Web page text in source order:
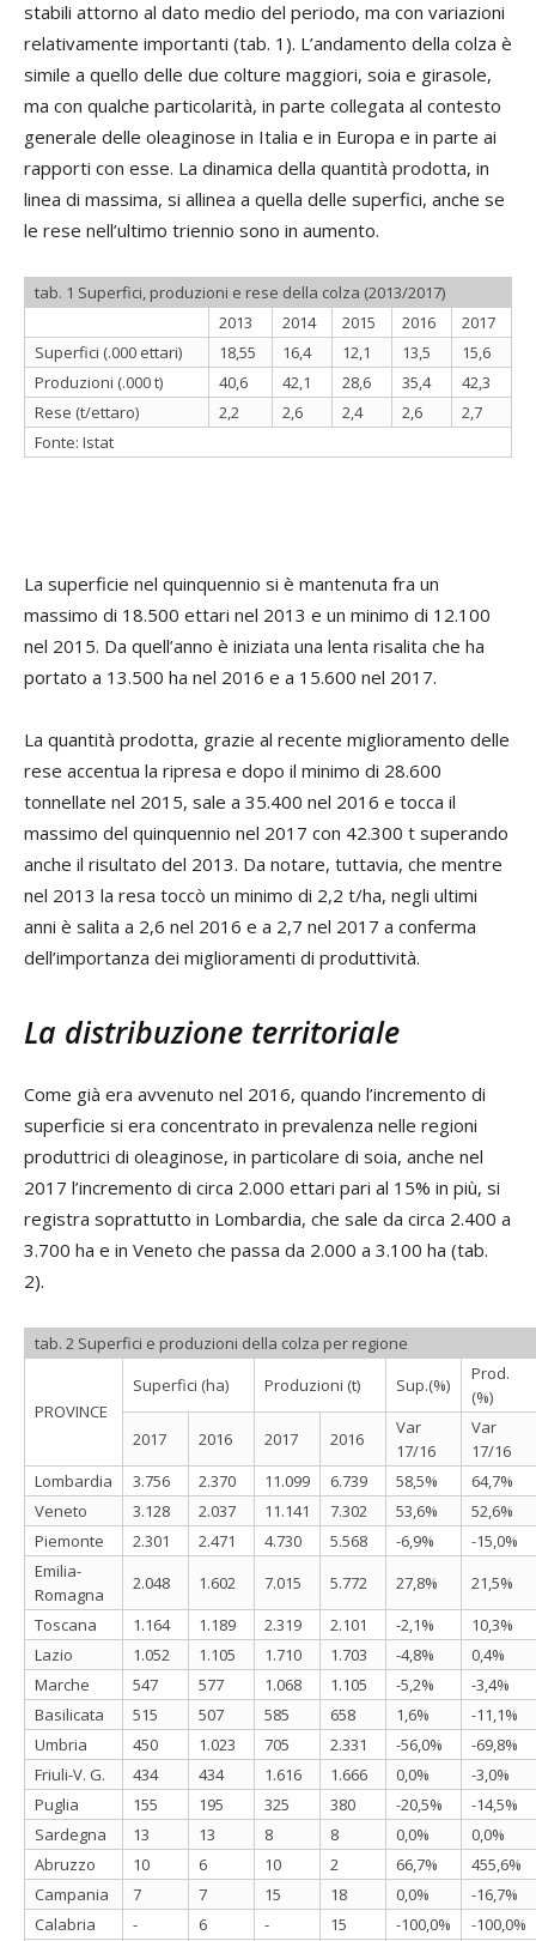
stabili attorno al dato medio del periodo, ma con variazioni
relativamente importanti (tab. 1). L’andamento della colza è
simile a quello delle due colture maggiori, soia e girasole,
ma con qualche particolarità, in parte collegata al contesto
generale delle oleaginose in Italia e in Europa e in parte ai
rapporti con esse. La dinamica della quantità prodotta, in
linea di massima, si allinea a quella delle superfici, anche se
le rese nell’ultimo triennio sono in aumento.
tab. 1 Superfici, produzioni e rese della colza (2013/2017)
2013
2014 2015 2016
2017
Superfici (.000 ettari)
18,55 16,4 12,1 13,5
15,6
Produzioni (.000 t)
40,6 42,1 28,6 35,4
42,3
Rese (t/ettaro)
2,2 2,6 2,4 2,6
2,7
Fonte: Istat
La superficie nel quinquennio si è mantenuta fra un
massimo di 18.500 ettari nel 2013 e un minimo di 12.100
nel 2015. Da quell’anno è iniziata una lenta risalita che ha
portato a 13.500 ha nel 2016 e a 15.600 nel 2017.
La quantità prodotta, grazie al recente miglioramento delle
rese accentua la ripresa e dopo il minimo di 28.600
tonnellate nel 2015, sale a 35.400 nel 2016 e tocca il
massimo del quinquennio nel 2017 con 42.300 t superando
anche il risultato del 2013. Da notare, tuttavia, che mentre
nel 2013 la resa toccò un minimo di 2,2 t/ha, negli ultimi
anni è salita a 2,6 nel 2016 e a 2,7 nel 2017 a conferma
dell’importanza dei miglioramenti di produttività.
La distribuzione territoriale
Come già era avvenuto nel 2016, quando l’incremento di
superficie si era concentrato in prevalenza nelle regioni
produttrici di oleaginose, in particolare di soia, anche nel
2017 l’incremento di circa 2.000 ettari pari al 15% in più, si
registra soprattutto in Lombardia, che sale da circa 2.400 a
3.700 ha e in Veneto che passa da 2.000 a 3.100 ha (tab.
2).
tab. 2 Superfici e produzioni della colza per regione
PROVINCE
Superfici (ha) Produzioni (t) Sup.(%)
Prod.
(%)
2017
2016 2017 2016
Var
17/16
Var
17/16
Lombardia
3.756 2.370 11.099 6.739 58,5%
64,7%
Veneto
3.128 2.037 11.141 7.302 53,6%
52,6%
Piemonte
2.301 2.471 4.730 5.568 -6,9%
-15,0%
Emilia-
Romagna
2.048 1.602 7.015 5.772 27,8%
21,5%
Toscana
1.164 1.189 2.319 2.101 -2,1%
10,3%
Lazio
1.052 1.105 1.710 1.703 -4,8%
0,4%
Marche
547 577 1.068 1.105 -5,2%
-3,4%
Basilicata
515 507 585 658 1,6%
-11,1%
Umbria
450 1.023 705 2.331 -56,0%
-69,8%
Friuli-V. G.
434 434 1.616 1.666 0,0%
-3,0%
Puglia
155 195 325 380 -20,5%
-14,5%
Sardegna
13 13 8 8 0,0%
0,0%
Abruzzo
10 6 10 2 66,7%
455,6%
Campania
7 7 15 18 0,0%
-16,7%
Calabria
- 6 - 15 -100,0%
-100,0%